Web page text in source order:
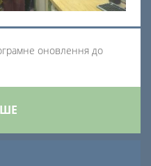
оновлення до